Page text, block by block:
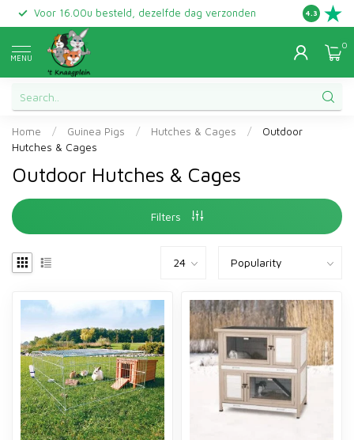
Voor 16.00u besteld, dezelfde dag verzonden Gratis
4.3
MENU
0
Home / Guinea Pigs / Hutches & Cages /
Outdoor
Hutches & Cages
Outdoor Hutches & Cages
Filters